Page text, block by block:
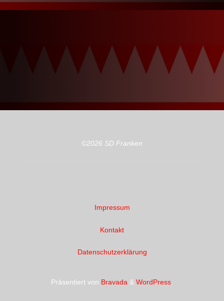
©2026 SD Franken
Impressum
Kontakt
Datenschutzerklärung
Präsentiert von Bravada & WordPress